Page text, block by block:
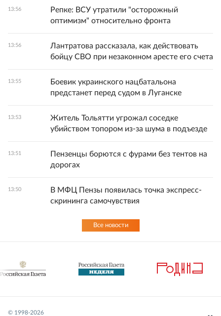
13:56
Репке: ВСУ утратили "осторожный
оптимизм" относительно фронта
13:56
Лантратова рассказала, как действовать
бойцу СВО при незаконном аресте его счета
13:55
Боевик украинского нацбатальона
предстанет перед судом в Луганске
13:53
Житель Тольятти угрожал соседке
убийством топором из-за шума в подъезде
13:51
Пензенцы борются с фурами без тентов на
дорогах
13:50
В МФЦ Пензы появилась точка экспресс-
скрининга самочувствия
Все новости
© 1998-2026